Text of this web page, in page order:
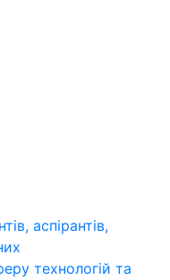
аспірантів,
технологій та